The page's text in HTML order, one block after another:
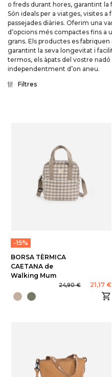
o freds durant hores, garantint
Són ideals per a viatges, visites
passejades diàries. Oferim una
d’opcions més compactes fins a
grans. Els productes es
garantint la seva longevitat i
termos, els àpats del vostre
independentment d’on aneu.
Filtres
-15%
BORSA TÈRMICA
CAETANA de
Walking Mum
24,90 € 21,17 €